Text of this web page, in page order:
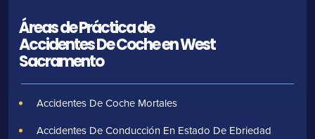
Áreas de Práctica de
Accidentes De Coche en West
Sacramento
Accidentes De Coche Mortales
Accidentes De Conducción En Estado De Ebriedad